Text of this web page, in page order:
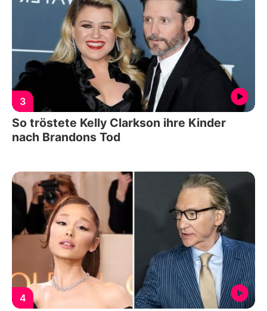
3
So tröstete Kelly Clarkson ihre Kinder
nach Brandons Tod
4